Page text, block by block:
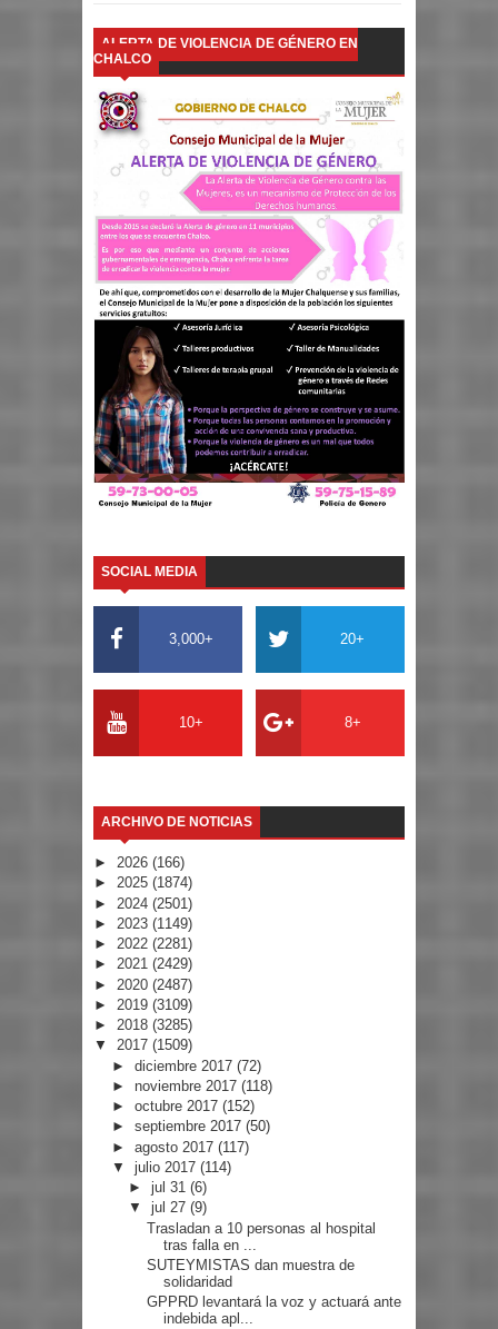
ALERTA DE VIOLENCIA DE GÉNERO EN
CHALCO
SOCIAL MEDIA
3,000+ 20+
10+ 8+
ARCHIVO DE NOTICIAS
► 2026 (166)
► 2025 (1874)
► 2024 (2501)
► 2023 (1149)
► 2022 (2281)
► 2021 (2429)
► 2020 (2487)
► 2019 (3109)
► 2018 (3285)
▼ 2017 (1509)
► diciembre 2017 (72)
► noviembre 2017 (118)
► octubre 2017 (152)
► septiembre 2017 (50)
► agosto 2017 (117)
▼ julio 2017 (114)
►jul 31(6)
▼jul 27(9)
Trasladan a 10 personas al hospital
tras falla en ...
SUTEYMISTAS dan muestra de
solidaridad
GPPRD levantará la voz y actuará ante
indebida apl...